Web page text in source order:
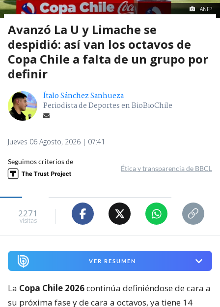
ANFP
Avanzó La U y Limache se
despidió: así van los octavos de
Copa Chile a falta de un grupo por
definir
Ítalo Sánchez Sanhueza
Periodista de Deportes en BioBioChile
Jueves 06 Agosto, 2026 | 07:41
Seguimos criterios de
Ética y transparencia de BBCL
2271
visitas
VER RESUMEN
La Copa Chile 2026continúa definiéndose de cara a
su próxima fase y de cara a octavos, ya tiene 14